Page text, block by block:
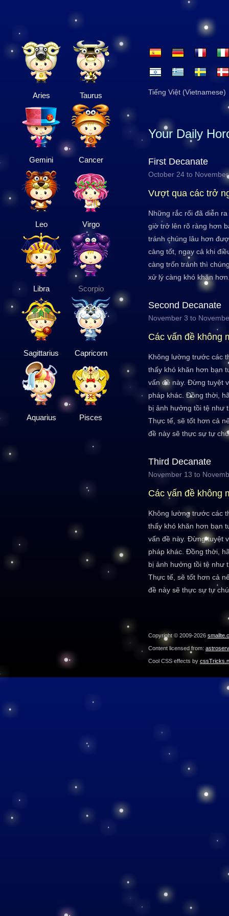
Aries Taurus
Gemini Cancer
Leo Virgo
Libra Scorpio
Sagittarius Capricorn
Aquarius Pisces
Tiếng Việt (Vietnamese)
Your Daily
First Decanate
October 24 to
Vượt qua các trở
Những rắc rối đã diễn
giờ trở lên rõ ràng hơn
tránh chúng lâu hơn
càng tốt, ngay cả khi
càng trốn tránh thì
xử lý càng khó khăn
Second Decanate
November 3 to
Các vấn đề không
Không lường trước các
thấy khó khăn hơn bạn
vấn đề này. Đừng tuyệt
pháp khác. Đồng thời,
bị ảnh hưởng tồi tệ như
Thực tế, sẽ tốt hơn cả
đề này sẽ thực sự tự
Third Decanate
November 13 to
Các vấn đề không
Không lường trước các
thấy khó khăn hơn bạn
vấn đề này. Đừng tuyệt
pháp khác. Đồng thời,
bị ảnh hưởng tồi tệ như
Thực tế, sẽ tốt hơn cả
đề này sẽ thực sự tự
Copyright © 2009-2026
Content licensed from:
Cool CSS effects by